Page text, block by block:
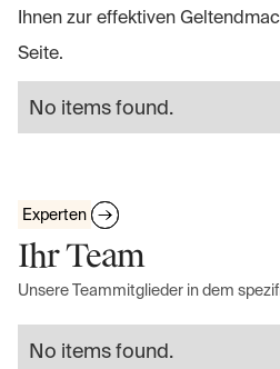
Ihnen zur effektiven
Seite.
No items found.
Experten
Ihr Team
Unsere Teammitglieder in dem
No items found.